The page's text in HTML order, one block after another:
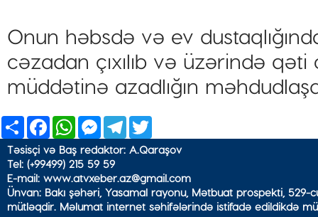
Onun həbsdə və ev
cəzadan çıxılıb və üzərində
müddətinə azadlığın
ShareFacebookWhatsApp
Messenger
Telegram
Təsisçi və Baş redaktor: A.Qaraşov
Tel: (+99499) 215 59 59
E-mail: www.atvxeber.az@gmail.com
Ünvan: Bakı şəhəri, Yasamal rayonu, Mətbuat prospekti,
mütləqdir. Məlumat internet səhifələrində istifadə edildikdə